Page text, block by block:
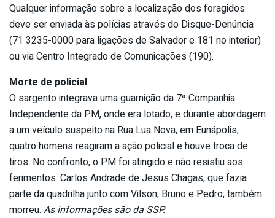
Qualquer informação sobre a localização dos foragidos
deve ser enviada às polícias através do Disque-Denúncia
(71 3235-0000 para ligações de Salvador e 181 no interior)
ou via Centro Integrado de Comunicações (190).
Morte de policial
O sargento integrava uma guarnição da 7ª Companhia
Independente da PM, onde era lotado, e durante abordagem
a um veículo suspeito na Rua Lua Nova, em Eunápolis,
quatro homens reagiram a ação policial e houve troca de
tiros. No confronto, o PM foi atingido e não resistiu aos
ferimentos. Carlos Andrade de Jesus Chagas, que fazia
parte da quadrilha junto com Vilson, Bruno e Pedro, também
morreu. As informações são da SSP.